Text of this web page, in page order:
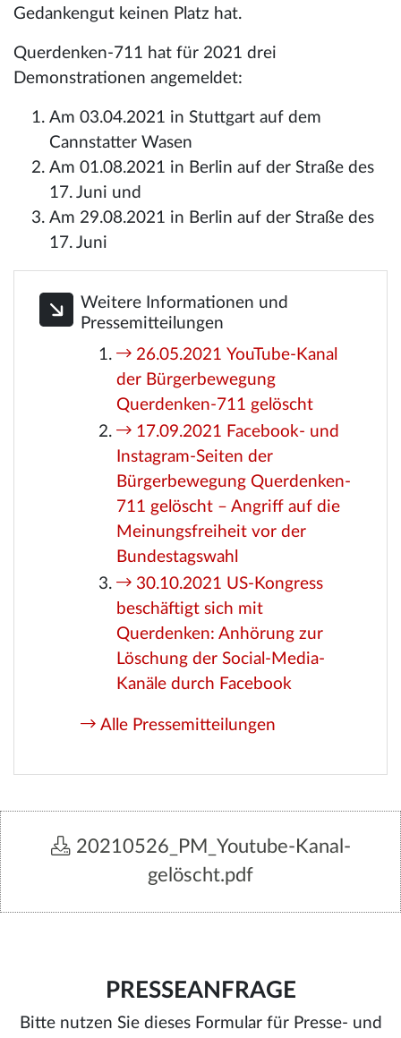
Gedankengut keinen Platz hat.
Querdenken-711 hat für 2021 drei
Demonstrationen angemeldet:
Am 03.04.2021 in Stuttgart auf dem
Cannstatter Wasen
Am 01.08.2021 in Berlin auf der Straße des
17. Juni und
Am 29.08.2021 in Berlin auf der Straße des
17. Juni
Weitere Informationen und
Pressemitteilungen
26.05.2021 YouTube-Kanal
der Bürgerbewegung
Querdenken-711 gelöscht
17.09.2021 Facebook- und
Instagram-Seiten der
Bürgerbewegung Querdenken-
711 gelöscht – Angriff auf die
Meinungsfreiheit vor der
Bundestagswahl
30.10.2021 US-Kongress
beschäftigt sich mit
Querdenken: Anhörung zur
Löschung der Social-Media-
Kanäle durch Facebook
Alle Pressemitteilungen
20210526_PM_Youtube-Kanal-
gelöscht.pdf
PRESSEANFRAGE
Bitte nutzen Sie dieses Formular für Presse- und